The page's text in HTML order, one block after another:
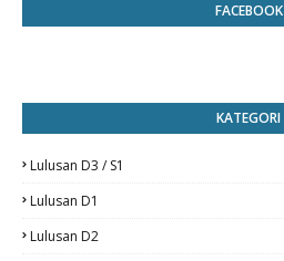
FACEBOOK
KATEGORI
Lulusan D3 / S1
Lulusan D1
Lulusan D2